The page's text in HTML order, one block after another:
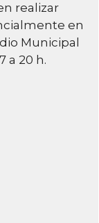
realizar
en
Municipal
a 20 h.